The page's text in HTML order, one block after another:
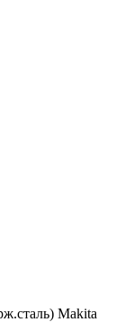
Makita